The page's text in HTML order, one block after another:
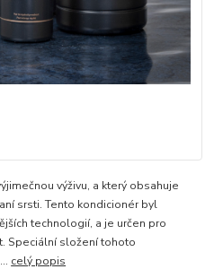
výživu, a který obsahuje
srsti. Tento kondicionér byl
technologií, a je určen pro
Speciální složení tohoto
celý popis